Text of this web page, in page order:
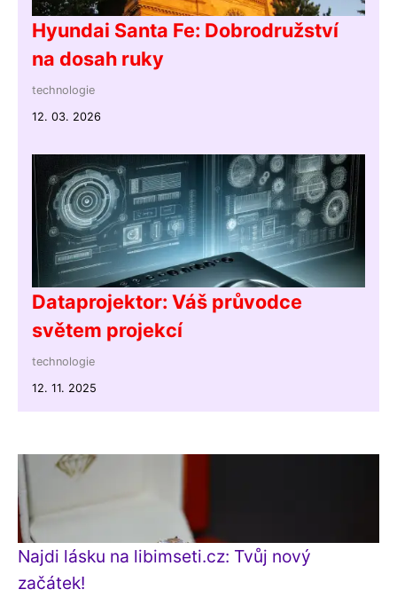
Hyundai Santa Fe: Dobrodružství
na dosah ruky
technologie
12. 03. 2026
Dataprojektor: Váš průvodce
světem projekcí
technologie
12. 11. 2025
Najdi lásku na libimseti.cz: Tvůj nový
začátek!